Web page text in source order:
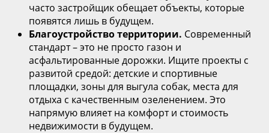
часто застройщик обещает объекты, которые
появятся лишь в будущем.
Благоустройство территории. Современный
стандарт – это не просто газон и
асфальтированные дорожки. Ищите проекты с
развитой средой: детские и спортивные
площадки, зоны для выгула собак, места для
отдыха с качественным озеленением. Это
напрямую влияет на комфорт и стоимость
недвижимости в будущем.